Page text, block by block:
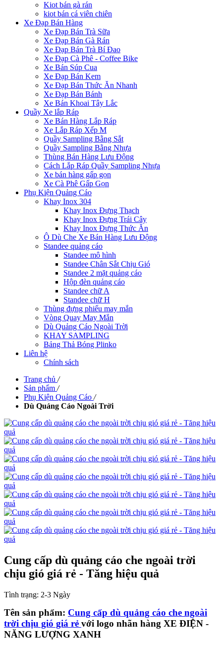
Kiot bán gà rán
kiot bán cá viên chiên
Xe Đạp Bán Hàng
Xe Đạp Bán Trà Sữa
Xe Đạp Bán Gà Rán
Xe Đạp Bán Trà Bí Đao
Xe Đạp Cà Phê - Coffee Bike
Xe Bán Súp Cua
Xe Đạp Bán Kem
Xe Đạp Bán Thức Ăn Nhanh
Xe Đạp Bán Bánh
Xe Bán Khoai Tây Lắc
Quầy Xe lắp Ráp
Xe Bán Hàng Lắp Ráp
Xe Lắp Ráp Xếp M
Quầy Sampling Bằng Sắt
Quầy Sampling Bằng Nhựa
Thùng Bán Hàng Lưu Động
Cách Lắp Ráp Quầy Sampling Nhựa
Xe bán hàng gấp gọn
Xe Cà Phê Gấp Gọn
Phụ Kiện Quảng Cáo
Khay Inox 304
Khay Inox Đựng Thạch
Khay Inox Đựng Trái Cây
Khay Inox Đựng Thức Ăn
Ô Dù Che Xe Bán Hàng Lưu Động
Standee quảng cáo
Standee mô hình
Standee Chân Sắt Chịu Gió
Standee 2 mặt quảng cáo
Hộp đèn quảng cáo
Standee chữ A
Standee chữ H
Thùng đựng phiếu may mắn
Vòng Quay May Mắn
Dù Quảng Cáo Ngoài Trời
KHAY SAMPLING
Bảng Thả Bóng Plinko
Liên hệ
Chính sách
Trang chủ /
Sản phẩm /
Phụ Kiện Quảng Cáo /
Dù Quảng Cáo Ngoài Trời
Cung cấp dù quảng cáo che ngoài trời
chịu gió giá rẻ - Tăng hiệu quả
Tình trạng: 2-3 Ngày
Tên sản phẩm: Cung cấp dù quảng cáo che ngoài
trời chịu gió giá rẻ với logo nhãn hàng XE ĐIỆN -
NĂNG LƯỢNG XANH